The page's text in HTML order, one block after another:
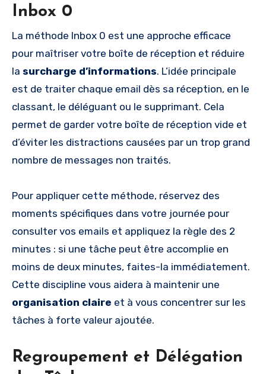
Inbox 0
La méthode Inbox 0 est une approche efficace
pour maîtriser votre boîte de réception et réduire
la surcharge d’informations. L’idée principale
est de traiter chaque email dès sa réception, en le
classant, le déléguant ou le supprimant. Cela
permet de garder votre boîte de réception vide et
d’éviter les distractions causées par un trop grand
nombre de messages non traités.
Pour appliquer cette méthode, réservez des
moments spécifiques dans votre journée pour
consulter vos emails et appliquez la règle des 2
minutes : si une tâche peut être accomplie en
moins de deux minutes, faites-la immédiatement.
Cette discipline vous aidera à maintenir une
organisation claire et à vous concentrer sur les
tâches à forte valeur ajoutée.
Regroupement et Délégation